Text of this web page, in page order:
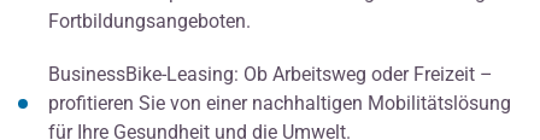
Fortbildungsangeboten.
BusinessBike-Leasing: Ob Arbeitsweg oder Freizeit –
profitieren Sie von einer nachhaltigen Mobilitätslösung
für Ihre Gesundheit und die Umwelt.